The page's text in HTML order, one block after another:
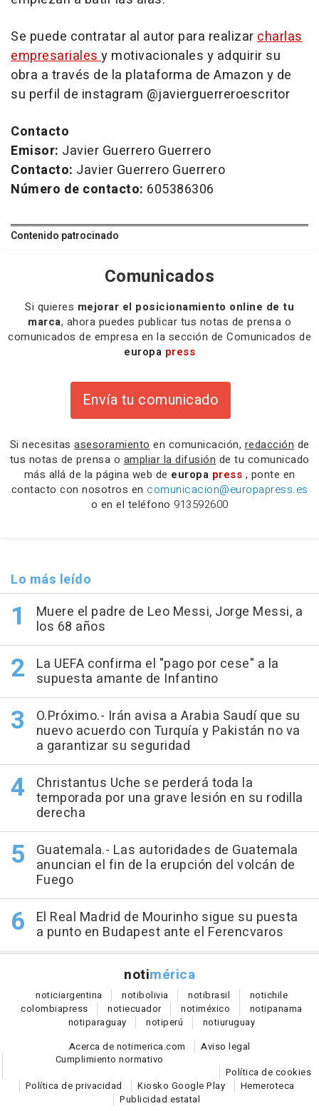
Se puede contratar al autor para realizarcharlas
empresarialesy motivacionales y adquirir su
obra a través de la plataforma de Amazon y de
su perfil de instagram @javierguerreroescritor
Contacto
Emisor: Javier Guerrero Guerrero
Contacto: Javier Guerrero Guerrero
Número de contacto: 605386306
Contenido patrocinado
Comunicados
Si quieres mejorar el posicionamiento online de tu
marca, ahora puedes publicar tus notas de prensa o
comunicados de empresa en la sección de Comunicados de
europa press
Envía tu comunicado
Si necesitas asesoramiento en comunicación, redacción de
tus notas de prensa o ampliar la difusión de tu comunicado
más allá de la página web de europa press , ponte en
contacto con nosotros en comunicacion@europapress.es
o en el teléfono 913592600
Lo más leído
Muere el padre de Leo Messi, Jorge Messi, a
los 68 años
La UEFA confirma el "pago por cese" a la
supuesta amante de Infantino
O.Próximo.- Irán avisa a Arabia Saudí que su
nuevo acuerdo con Turquía y Pakistán no va
a garantizar su seguridad
Christantus Uche se perderá toda la
temporada por una grave lesión en su rodilla
derecha
Guatemala.- Las autoridades de Guatemala
anuncian el fin de la erupción del volcán de
Fuego
El Real Madrid de Mourinho sigue su puesta
a punto en Budapest ante el Ferencvaros
notimérica
noticiargentina notibolivia notibrasil notichile
colombiapress notiecuador notiméxico notipanama
notiparaguay notiperú notiuruguay
Acerca de notimerica.com
Aviso legal
Cumplimiento normativo
Política de cookies
Política de privacidad
Kiosko Google Play
Hemeroteca
Publicidad estatal